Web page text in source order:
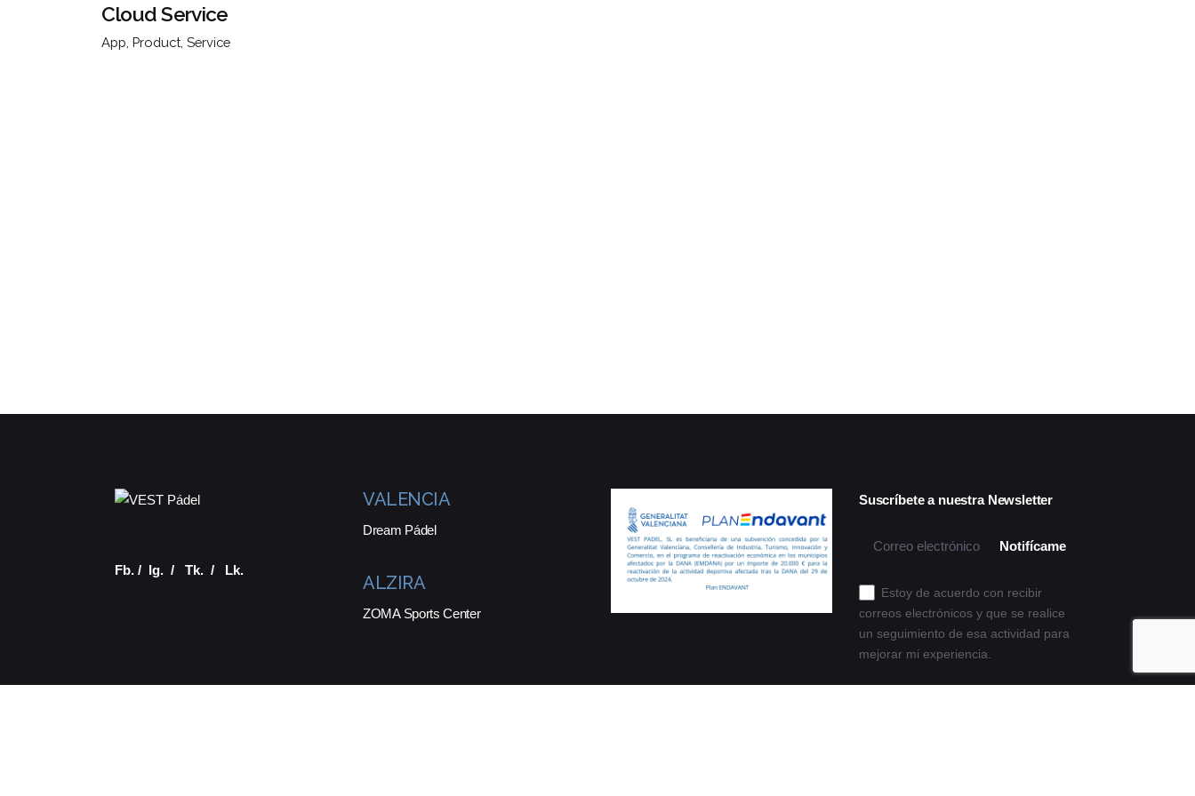
Cloud Service
App Product Service
Fb. / Ig. /Tk. / Lk.
VALENCIA
Dream Pádel
ALZIRA
ZOMA Sports Center
Suscríbete a nuestra Newsletter
Estoy de acuerdo con recibir
correos electrónicos y que se realice
un seguimiento de esa actividad para
mejorar mi experiencia.